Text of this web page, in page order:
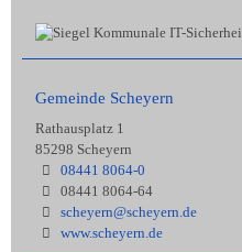
Gemeinde Scheyern
Rathausplatz 1
85298 Scheyern
08441 8064-0
08441 8064-64
scheyern@scheyern.de
www.scheyern.de